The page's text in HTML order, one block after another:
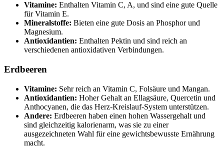
Vitamine: Enthalten Vitamin C, A, und sind eine gute Quelle
für Vitamin E.
Mineralstoffe: Bieten eine gute Dosis an Phosphor und
Magnesium.
Antioxidantien: Enthalten Pektin und sind reich an
verschiedenen antioxidativen Verbindungen.
Erdbeeren
Vitamine: Sehr reich an Vitamin C, Folsäure und Mangan.
Antioxidantien: Hoher Gehalt an Ellagsäure, Quercetin und
Anthocyanen, die das Herz-Kreislauf-System unterstützen.
Andere: Erdbeeren haben einen hohen Wassergehalt und
sind gleichzeitig kalorienarm, was sie zu einer
ausgezeichneten Wahl für eine gewichtsbewusste Ernährung
macht.